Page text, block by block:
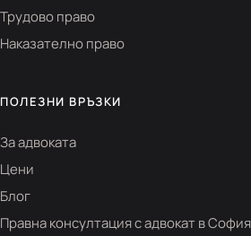
Трудово право
Наказателно право
ПОЛЕЗНИ ВРЪЗКИ
За адвоката
Цени
Блог
Правна консултация с адвокат в София